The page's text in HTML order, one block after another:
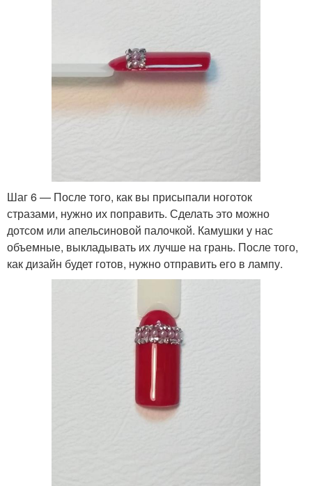
Шаг 6 — После того, как вы присыпали ноготок
стразами, нужно их поправить. Сделать это можно
дотсом или апельсиновой палочкой. Камушки у нас
объемные, выкладывать их лучше на грань. После того,
как дизайн будет готов, нужно отправить его в лампу.